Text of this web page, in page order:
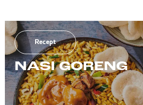
Recept
NASI GORENG